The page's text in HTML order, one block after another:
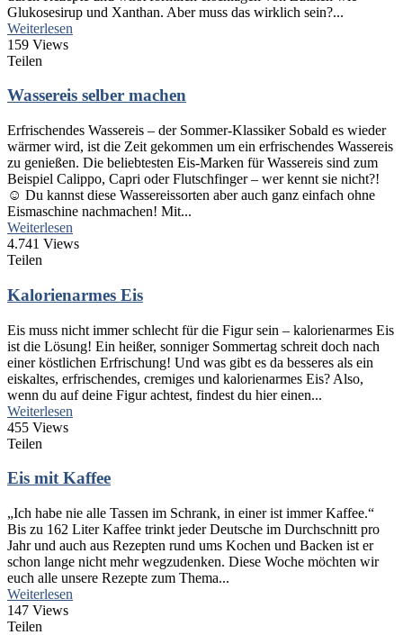
Glukosesirup und Xanthan. Aber muss das wirklich sein?...
Weiterlesen
159 Views
Teilen
Wassereis selber machen
Erfrischendes Wassereis – der Sommer-Klassiker Sobald es wieder
wärmer wird, ist die Zeit gekommen um ein erfrischendes Wassereis
zu genießen. Die beliebtesten Eis-Marken für Wassereis sind zum
Beispiel Calippo, Capri oder Flutschfinger – wer kennt sie nicht?!
☺️ Du kannst diese Wassereissorten aber auch ganz einfach ohne
Eismaschine nachmachen! Mit...
Weiterlesen
4.741 Views
Teilen
Kalorienarmes Eis
Eis muss nicht immer schlecht für die Figur sein – kalorienarmes Eis
ist die Lösung! Ein heißer, sonniger Sommertag schreit doch nach
einer köstlichen Erfrischung! Und was gibt es da besseres als ein
eiskaltes, erfrischendes, cremiges und kalorienarmes Eis? Also,
wenn du auf deine Figur achtest, findest du hier einen...
Weiterlesen
455 Views
Teilen
Eis mit Kaffee
„Ich habe nie alle Tassen im Schrank, in einer ist immer Kaffee.“
Bis zu 162 Liter Kaffee trinkt jeder Deutsche im Durchschnitt pro
Jahr und auch aus Rezepten rund ums Kochen und Backen ist er
schon lange nicht mehr wegzudenken. Diese Woche möchten wir
euch alle unsere Rezepte zum Thema...
Weiterlesen
147 Views
Teilen